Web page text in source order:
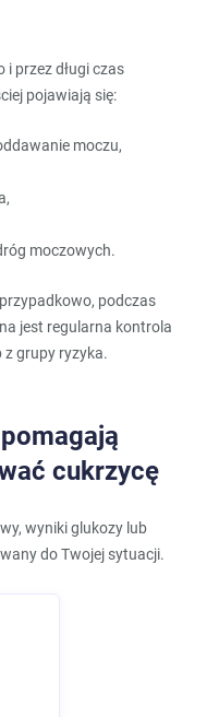
przez długi czas
pojawiają się:
moczu,
moczowych.
podczas
jest regularna kontrola
z grupy ryzyka.
cukrzycę
wyniki glukozy lub
do Twojej sytuacji.